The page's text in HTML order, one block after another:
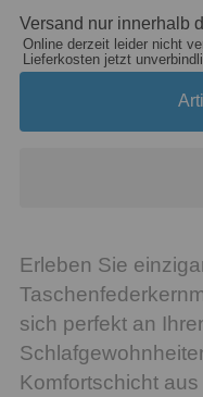
Versand nur innerhalb
Online derzeit leider nicht
Lieferkosten jetzt
Erleben Sie
sich perfekt an
Komfortschicht